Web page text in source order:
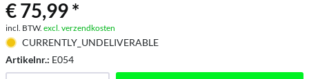
€ 75,99 *
incl. BTW. excl. verzendkosten
CURRENTLY_UNDELIVERABLE
Artikelnr.: E054